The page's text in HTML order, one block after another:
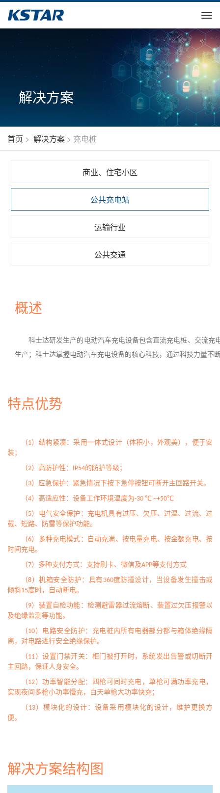
解决方案
首页 > 解决方案 > 充电桩
商业、住宅小区
公共充电站
运输行业
公共交通
概述
科士达研发生产的电动汽车充电设备包含直流充电桩、交流
生产；科士达掌握电动汽车充电设备的核心科技，通过科技力量不
特点优势
（1）结构紧凑：采用一体式设计（体积小，外观美），便于安
装；
（2）高防护性：IP54的防护等级；
（3）应急保护：紧急情况下按下急停按钮可断开主回路开关。
（4）高适应性：设备工作环境温度为-30 ℃ ~+50℃
（5）电气安全保护：充电机具有过压、欠压、过温、过流、过
载、短路、防雷等保护功能。
（6）多种充电模式：自动充满、按电量充电、按金额充电、按
时间充电。
（7）多种支付方式：支持刷卡、微信及APP等支付方式
（8）机箱安全防护：具有360度防撞设计，当设备发生撞击或
倾斜15度时，自动断电。
（9）装置自检功能：检测避雷器过流熔断、装置过欠压报警以
及绝缘监测等功能。
（10）电路安全防护：充电桩内所有电器部分都与箱体绝缘隔
离，对电路进行安全绝缘保护。
（11）设置门禁开关：柜门被打开时，系统发出告警或切断开
主回路，保证人身安全。
（12）功率智能分配：四枪可同时充电，单枪可满功率充电，
实现夜间多枪小功率慢充，白天单枪大功率快充；
（13）模块化的设计：设备采用模块化的设计，维护更换方
便。
解决方案结构图